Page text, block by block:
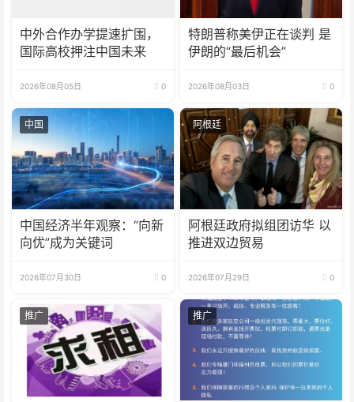
中外合作办学提速扩围，
国际高校押注中国未来
2026年08月05日 0
特朗普称美伊正在谈判 是
伊朗的“最后机会”
2026年08月03日 0
中国
中国经济半年观察：“向新
向优”成为关键词
2026年07月30日 0
阿根廷
阿根廷政府拟组团访华 以
推进双边贸易
2026年07月29日 0
推广 推广